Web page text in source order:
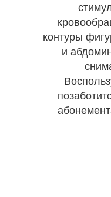
контуры
и